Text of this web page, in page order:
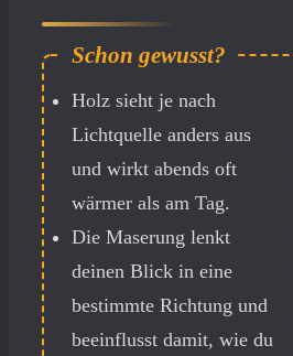
Holz sieht je nach
Lichtquelle anders aus
und wirkt abends oft
wärmer als am Tag.
Die Maserung lenkt
deinen Blick in eine
bestimmte Richtung und
beeinflusst damit, wie du